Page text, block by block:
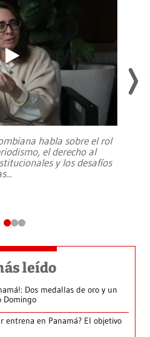
habla sobre el rol
el derecho al
y los desafíos
...
leído
Dos medallas de oro y un
Domingo
entrena en Panamá? El objetivo